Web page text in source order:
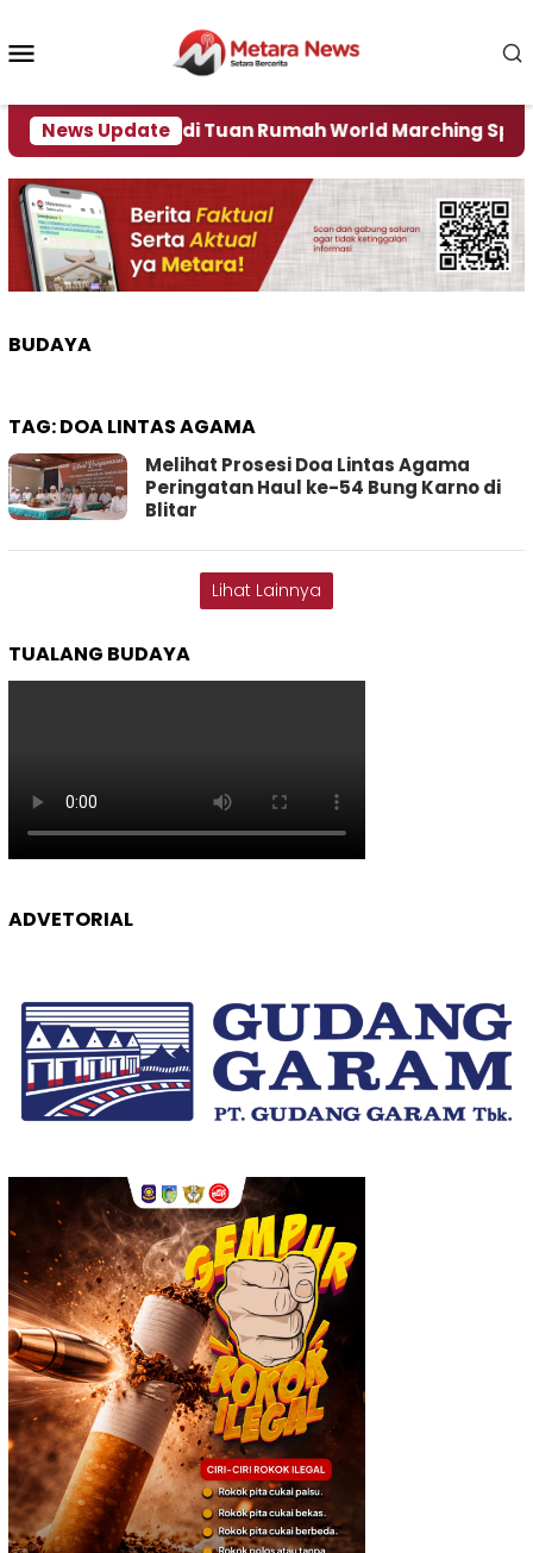
konten
News Update
Jember Jadi Tuan Rumah World Marching Sport 2027
BUDAYA
TAG:DOA LINTAS AGAMA
Melihat Prosesi Doa Lintas Agama
Peringatan Haul ke-54 Bung Karno di
Blitar
Lihat Lainnya
TUALANG BUDAYA
ADVETORIAL